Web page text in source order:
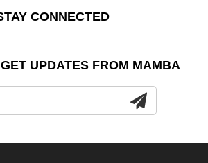
CONNECTED
UPDATES FROM MAMBA